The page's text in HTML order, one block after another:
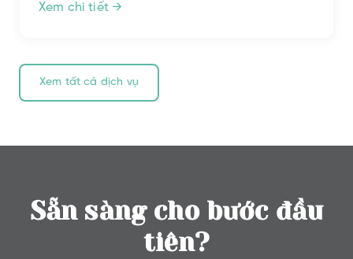
Xem chi tiết →
Xem tất cả dịch vụ
Sẵn sàng cho bước đầu
tiên?